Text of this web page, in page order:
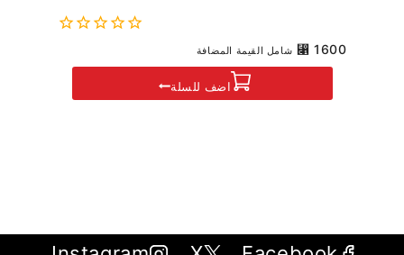
⃁ 1600 شامل القيمة المضافة
اضف للسلة